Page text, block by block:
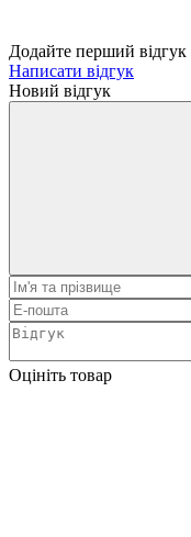
Додайте перший відгук
Написати відгук
Новий відгук
Оцініть товар